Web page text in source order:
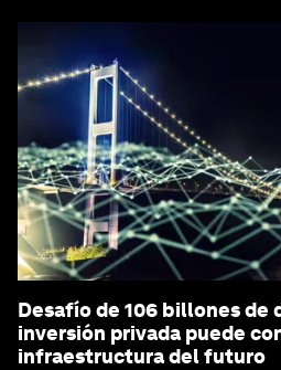
Desafío de 106 billones de
inversión privada puede
infraestructura del futuro